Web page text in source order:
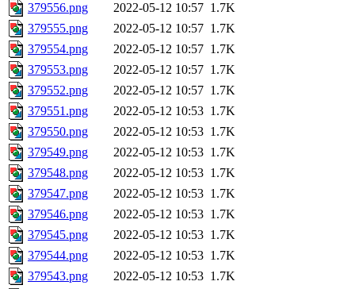
379556.png
2022-05-12 10:57 1.7K
379555.png
2022-05-12 10:57 1.7K
379554.png
2022-05-12 10:57 1.7K
379553.png
2022-05-12 10:57 1.7K
379552.png
2022-05-12 10:57 1.7K
379551.png
2022-05-12 10:53 1.7K
379550.png
2022-05-12 10:53 1.7K
379549.png
2022-05-12 10:53 1.7K
379548.png
2022-05-12 10:53 1.7K
379547.png
2022-05-12 10:53 1.7K
379546.png
2022-05-12 10:53 1.7K
379545.png
2022-05-12 10:53 1.7K
379544.png
2022-05-12 10:53 1.7K
379543.png
2022-05-12 10:53 1.7K